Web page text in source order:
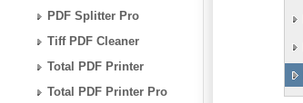
PDF Splitter Pro
Tiff PDF Cleaner
Total PDF Printer
Total PDF Printer Pro